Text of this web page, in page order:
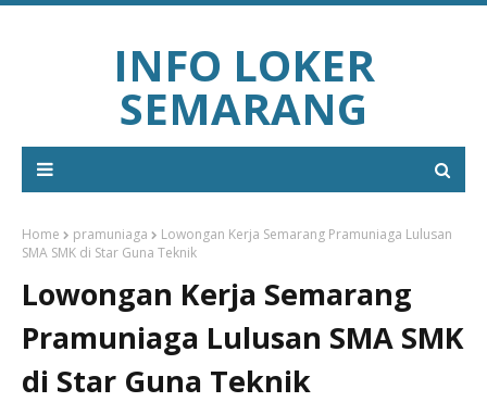
INFO LOKER
SEMARANG
Home pramuniaga
Lowongan Kerja Semarang Pramuniaga Lulusan
SMA SMK di Star Guna Teknik
Lowongan Kerja Semarang
Pramuniaga Lulusan SMA SMK
di Star Guna Teknik